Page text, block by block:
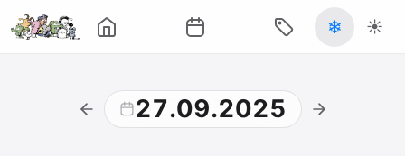
❄ ☀️
27.09.2025